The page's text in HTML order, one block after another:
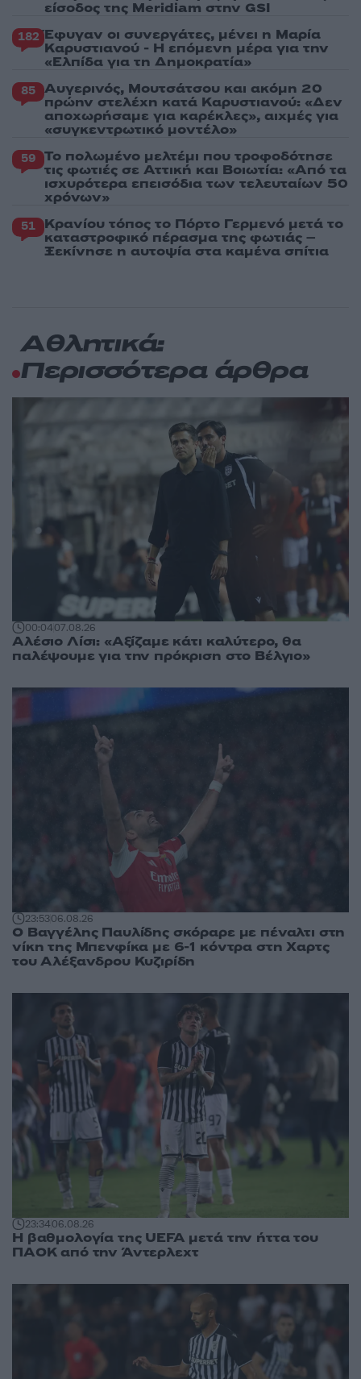
είσοδος της Meridiam στην GSI
182 Έφυγαν οι συνεργάτες, μένει η Μαρία
Καρυστιανού - Η επόμενη μέρα για την
«Ελπίδα για τη Δημοκρατία»
85 Αυγερινός, Μουτσάτσου και ακόμη 20
πρώην στελέχη κατά Καρυστιανού: «Δεν
αποχωρήσαμε για καρέκλες», αιχμές για
«συγκεντρωτικό μοντέλο»
59 Το πολωμένο μελτέμι που τροφοδότησε
τις φωτιές σε Αττική και Βοιωτία: «Από τα
ισχυρότερα επεισόδια των τελευταίων 50
χρόνων»
51 Κρανίου τόπος το Πόρτο Γερμενό μετά το
καταστροφικό πέρασμα της φωτιάς –
Ξεκίνησε η αυτοψία στα καμένα σπίτια
Αθλητικά:
Περισσότερα άρθρα
00:0407.08.26
Αλέσιο Λίσι: «Αξίζαμε κάτι καλύτερο, θα
παλέψουμε για την πρόκριση στο Βέλγιο»
23:5306.08.26
Ο Βαγγέλης Παυλίδης σκόραρε με πέναλτι στη
νίκη της Μπενφίκα με 6-1 κόντρα στη Χαρτς
του Αλέξανδρου Κυζιρίδη
23:3406.08.26
Η βαθμολογία της UEFA μετά την ήττα του
ΠΑΟΚ από την Άντερλεχτ